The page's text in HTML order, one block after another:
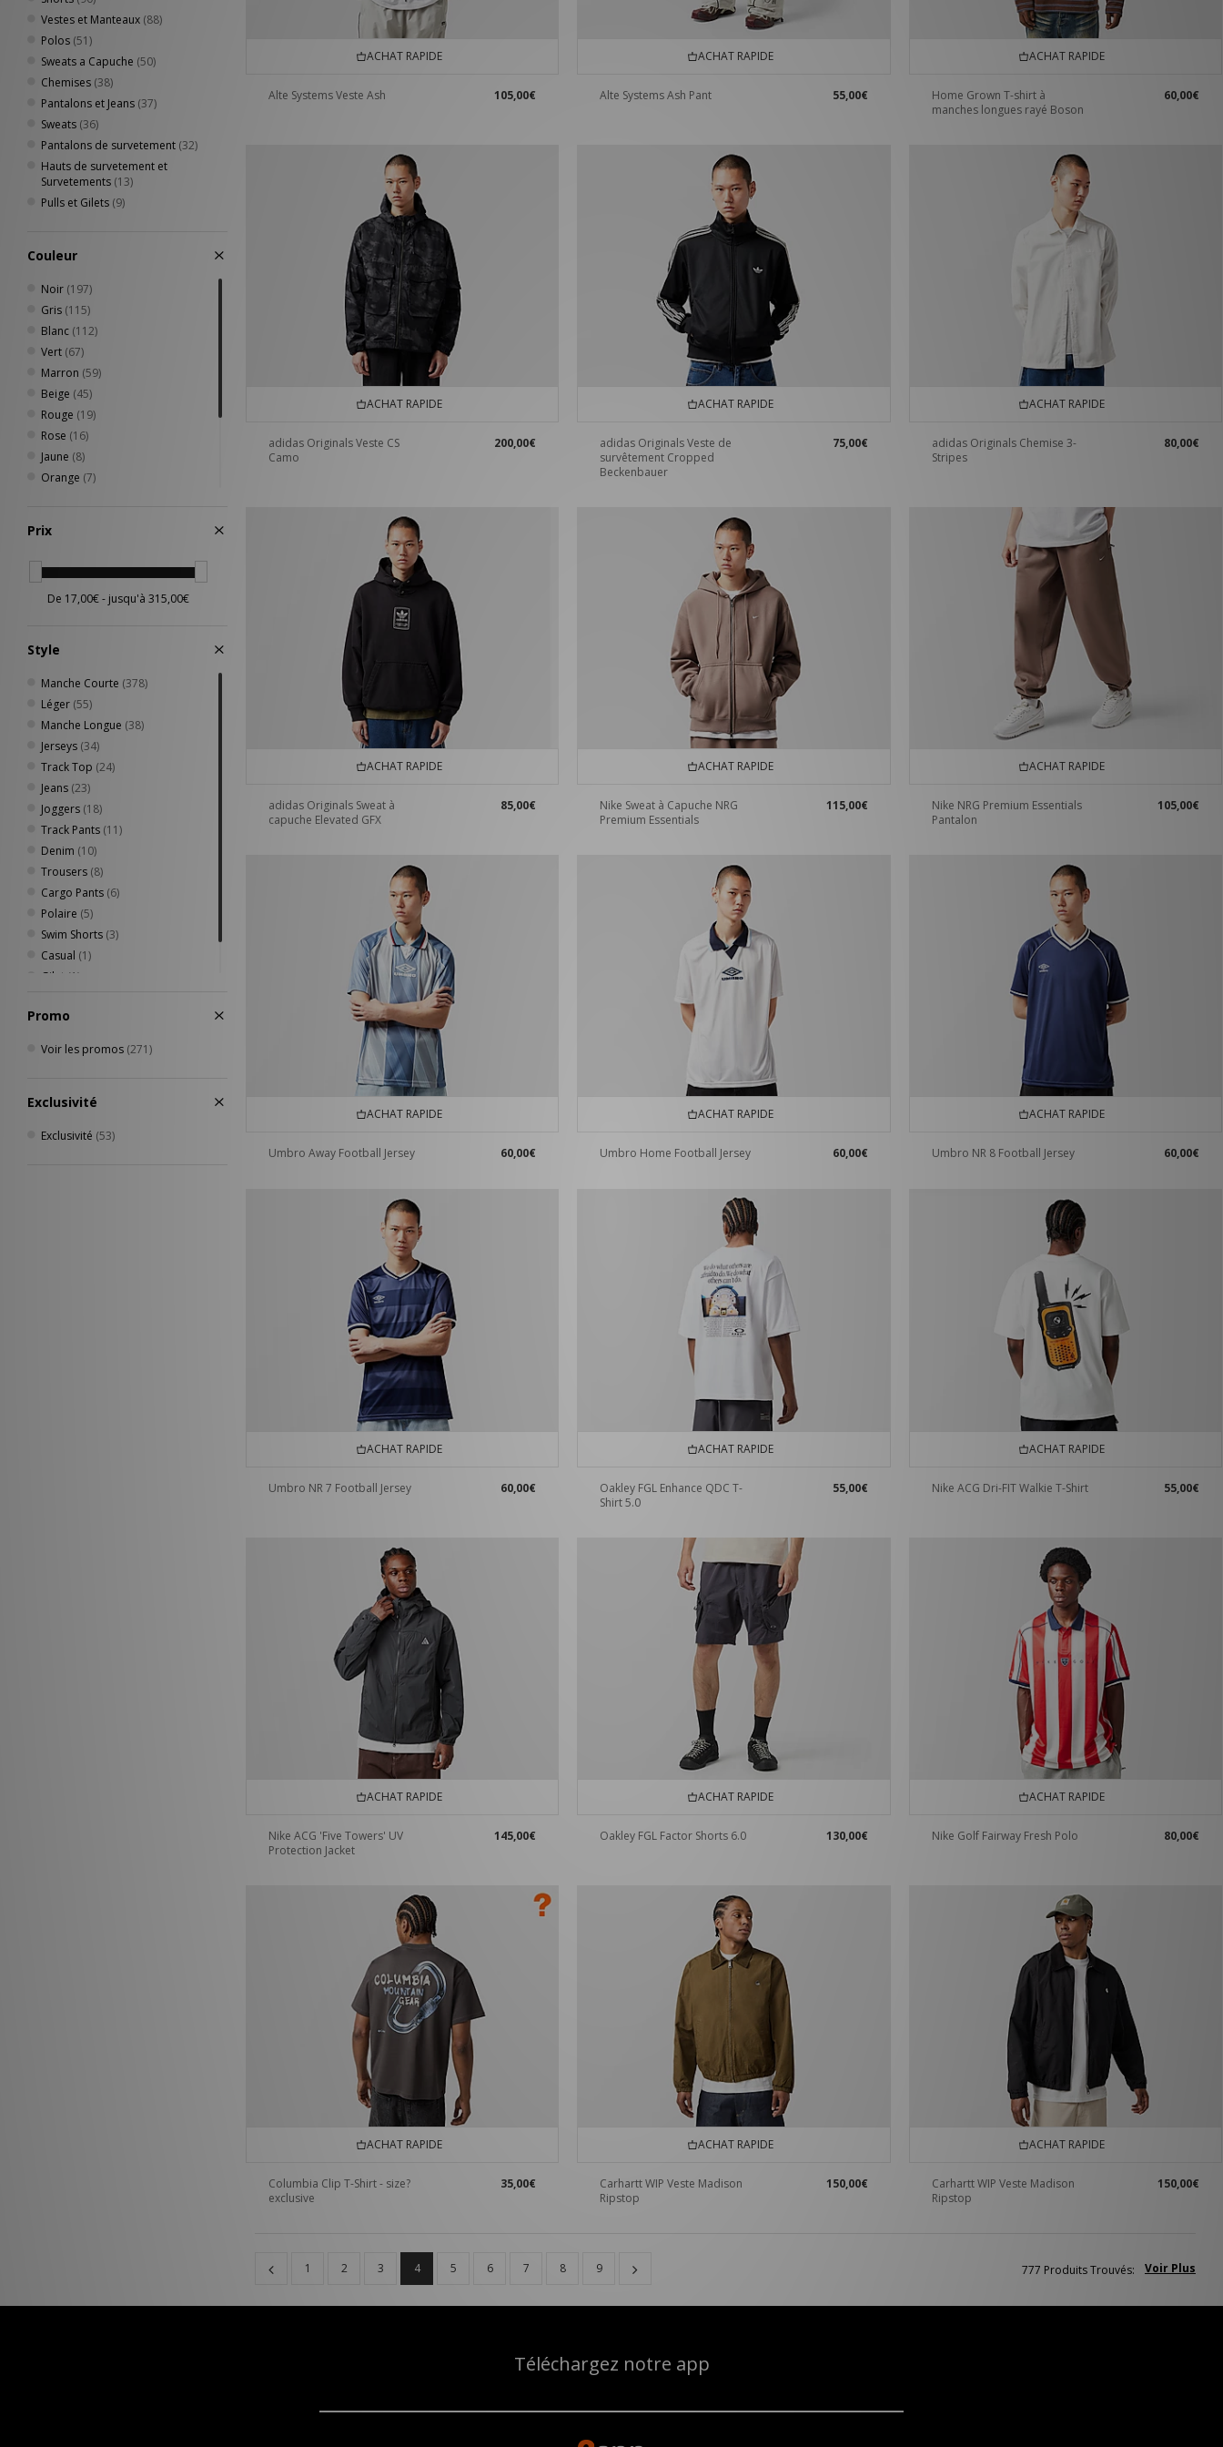
Vestes et Manteaux (88)
Polos (51)
Sweats a Capuche (50)
Chemises (38)
Pantalons et Jeans (37)
Sweats (36)
Pantalons de survetement (32)
Hauts de survetement et
Survetements (13)
Pulls et Gilets (9)
Couleur
Noir (197)
Gris (115)
Blanc (112)
Vert (67)
Marron (59)
Beige (45)
Rouge (19)
Rose (16)
Jaune (8)
Orange (7)
Argenté
GRY-GRF'
Bleu(122)
Prix
Style
Manche Courte (378)
Léger (55)
Manche Longue (38)
Jerseys (34)
Track Top (24)
Jeans (23)
Joggers (18)
Track Pants (11)
Denim (10)
Trousers (8)
Cargo Pants (6)
Polaire (5)
Swim Shorts (3)
Casual (1)
Gilet (1)
Promo
Voir les promos (271)
Exclusivité
Exclusivité (53)
ACHAT RAPIDE
Alte Systems Veste Ash 105,00€
ACHAT RAPIDE
Alte Systems Ash Pant 55,00€
ACHAT RAPIDE
Home Grown T-shirt à
manches longues rayé Boson
60,00€
ACHAT RAPIDE
adidas Originals Veste CS
Camo
200,00€
ACHAT RAPIDE
adidas Originals Veste de
survêtement Cropped
Beckenbauer
75,00€
ACHAT RAPIDE
adidas Originals Chemise 3-
Stripes
80,00€
ACHAT RAPIDE
adidas Originals Sweat à
capuche Elevated GFX
85,00€
ACHAT RAPIDE
Nike Sweat à Capuche NRG
Premium Essentials
115,00€
ACHAT RAPIDE
Nike NRG Premium Essentials
Pantalon
105,00€
ACHAT RAPIDE
Umbro Away Football Jersey 60,00€
ACHAT RAPIDE
Umbro Home Football Jersey 60,00€
ACHAT RAPIDE
Umbro NR 8 Football Jersey 60,00€
ACHAT RAPIDE
Umbro NR 7 Football Jersey 60,00€
ACHAT RAPIDE
Oakley FGL Enhance QDC T-
Shirt 5.0
55,00€
ACHAT RAPIDE
Nike ACG Dri-FIT Walkie T-Shirt 55,00€
ACHAT RAPIDE
Nike ACG 'Five Towers' UV
Protection Jacket
145,00€
ACHAT RAPIDE
Oakley FGL Factor Shorts 6.0 130,00€
ACHAT RAPIDE
Nike Golf Fairway Fresh Polo 80,00€
ACHAT RAPIDE
Columbia Clip T-Shirt - size?
exclusive
35,00€
ACHAT RAPIDE
Carhartt WIP Veste Madison
Ripstop
150,00€
ACHAT RAPIDE
Carhartt WIP Veste Madison
Ripstop
150,00€
1 2 3 4 5 6 7 8 9 Voir Plus
777 Produits Trouvés:
Téléchargez notre app